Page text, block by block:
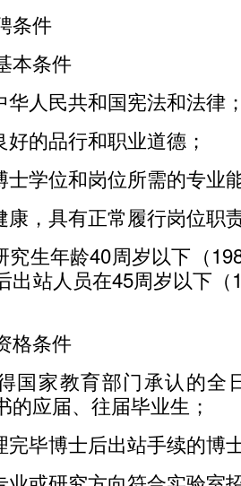
件
条件
人民共和国宪法和法律
的品行和职业道德；
学位和岗位所需的专业
，具有正常履行岗位职
生年龄40周岁以下（
出站人员在45周岁以下（
条件
家教育部门承认的全
的应届、往届毕业生；
毕博士后出站手续的博